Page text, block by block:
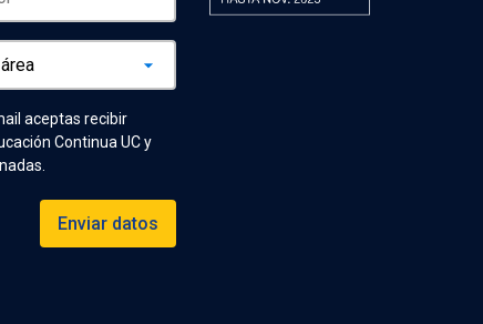
aceptas recibir
Continua UC y
Enviar datos